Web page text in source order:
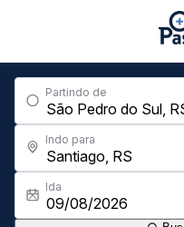
Partindo de
Indo para
Ida